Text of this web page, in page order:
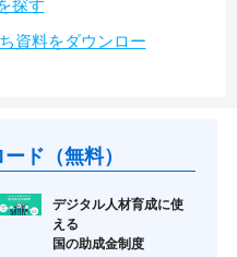
資料をダウンロー
ド（無料）
デジタル人材育成に使
える
国の助成金制度